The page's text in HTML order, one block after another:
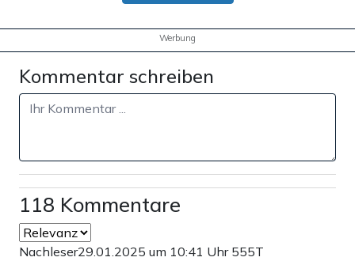
Werbung
Kommentar schreiben
118 Kommentare
Nachleser29.01.2025 um 10:41 Uhr 555T